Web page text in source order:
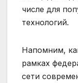
числе для
технологий.
Напомним,
рамках
сети